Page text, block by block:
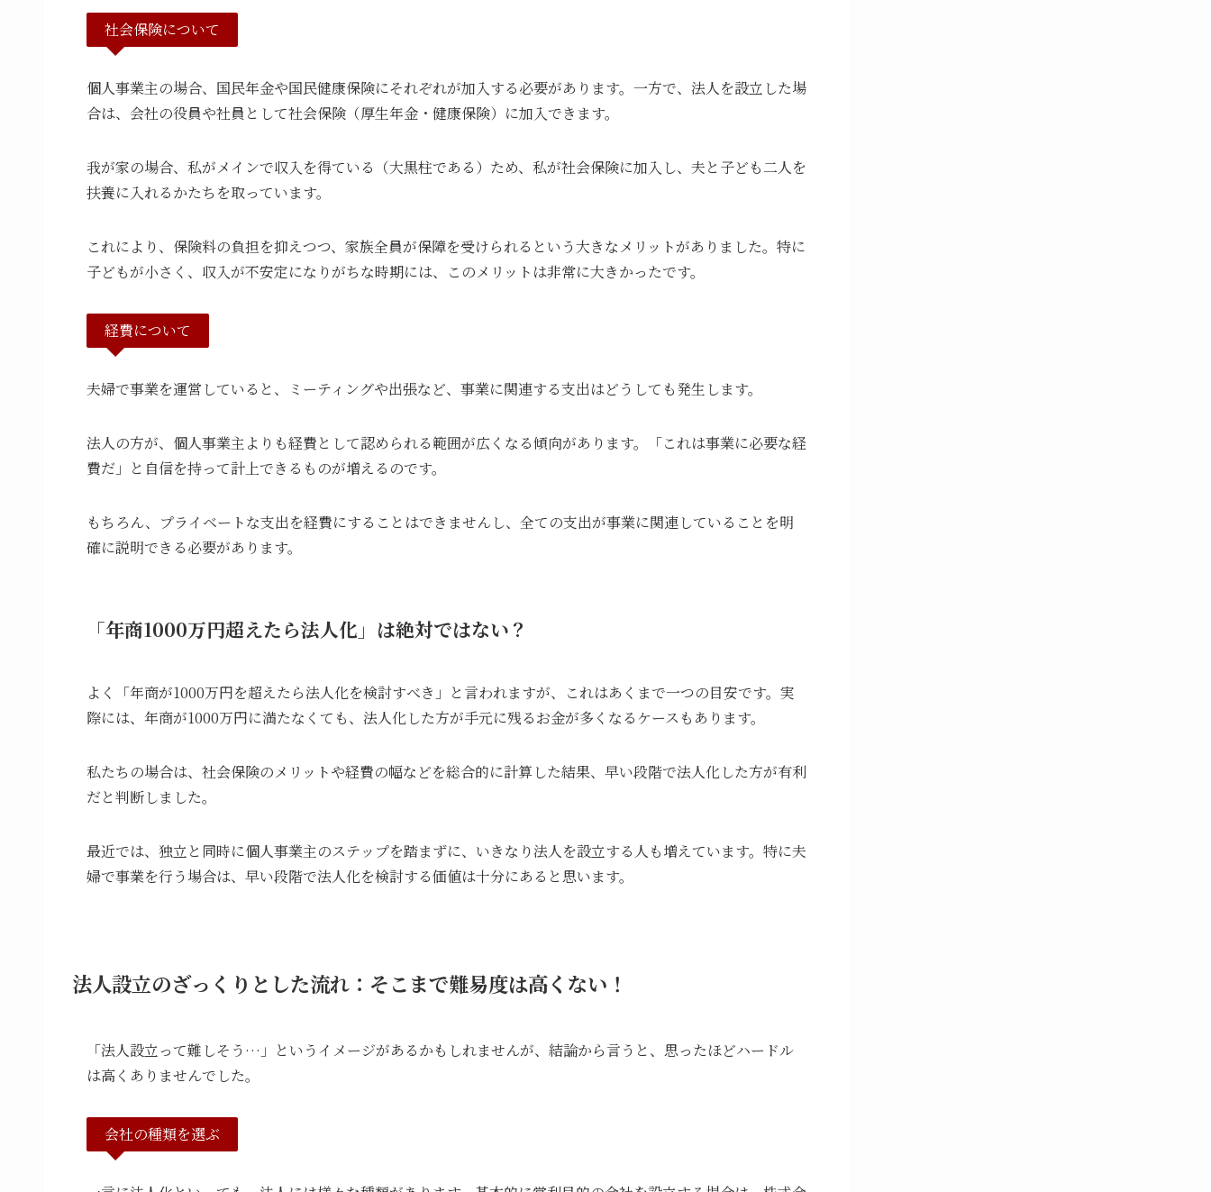
社会保険について
個人事業主の場合、国民年金や国民健康保険にそれぞれが加入する必要があります。一方で、法人を設立した場
合は、会社の役員や社員として社会保険（厚生年金・健康保険）に加入できます。
我が家の場合、私がメインで収入を得ている（大黒柱である）ため、私が社会保険に加入し、夫と子ども二人を
扶養に入れるかたちを取っています。
これにより、保険料の負担を抑えつつ、家族全員が保障を受けられるという大きなメリットがありました。特に
子どもが小さく、収入が不安定になりがちな時期には、このメリットは非常に大きかったです。
経費について
夫婦で事業を運営していると、ミーティングや出張など、事業に関連する支出はどうしても発生します。
法人の方が、個人事業主よりも経費として認められる範囲が広くなる傾向があります。「これは事業に必要な経
費だ」と自信を持って計上できるものが増えるのです。
もちろん、プライベートな支出を経費にすることはできませんし、全ての支出が事業に関連していることを明
確に説明できる必要があります。
「年商1000万円超えたら法人化」は絶対ではない？
よく「年商が1000万円を超えたら法人化を検討すべき」と言われますが、これはあくまで一つの目安です。実
際には、年商が1000万円に満たなくても、法人化した方が手元に残るお金が多くなるケースもあります。
私たちの場合は、社会保険のメリットや経費の幅などを総合的に計算した結果、早い段階で法人化した方が有利
だと判断しました。
最近では、独立と同時に個人事業主のステップを踏まずに、いきなり法人を設立する人も増えています。特に夫
婦で事業を行う場合は、早い段階で法人化を検討する価値は十分にあると思います。
法人設立のざっくりとした流れ：そこまで難易度は高くない！
「法人設立って難しそう…」というイメージがあるかもしれませんが、結論から言うと、思ったほどハードル
は高くありませんでした。
会社の種類を選ぶ